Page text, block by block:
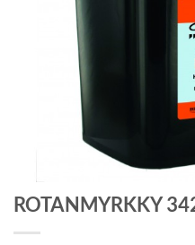
ROTANMYRKKY